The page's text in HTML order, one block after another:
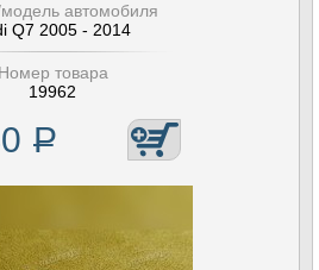
автомобиля
Q7 2005 - 2014
Номер товара
19962
Р